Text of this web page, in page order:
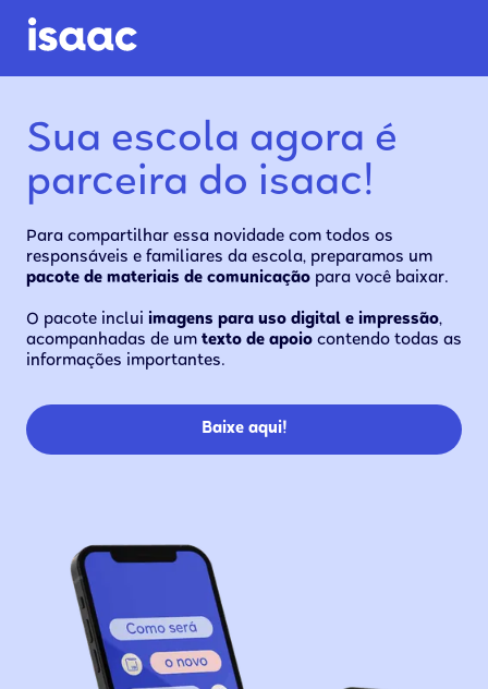
Sua escola agora é
parceira do isaac!
Para compartilhar essa novidade com todos os
responsáveis e familiares da escola, preparamos um
pacote de materiais de comunicação para você baixar.
O pacote inclui imagens para uso digital e impressão,
acompanhadas de um texto de apoio contendo todas as
informações importantes.
Baixe aqui!